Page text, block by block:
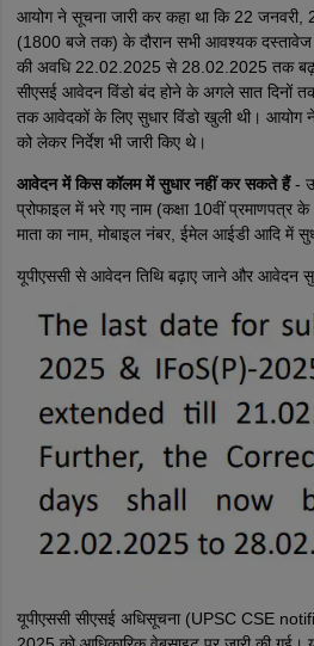
आयोग ने सूचना जारी कर कहा था कि 22
(1800 बजे तक) के दौरान सभी आवश्यक दस्तावेज
की अवधि 22.02.2025 से 28.02.2025 तक बढ़ा
सीएसई आवेदन विंडो बंद होने के अगले सात दिनों
तक आवेदकों के लिए सुधार विंडो खुली थी। आयोग
को लेकर निर्देश भी जारी किए थे।
आवेदन में किस कॉलम में सुधार नहीं कर सकते हैं-
प्रोफाइल में भरे गए नाम (कक्षा 10वीं प्रमाणपत्र के
माता का नाम, मोबाइल नंबर, ईमेल आईडी आदि में
यूपीएससी से आवेदन तिथि बढ़ाए जाने और आवेदन
यूपीएससी सीएसई अधिसूचना (UPSC CSE